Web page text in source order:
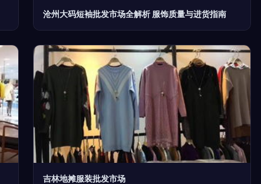
沧州大码短袖批发市场全解析 服饰质量与进货指南
吉林地摊服装批发市场